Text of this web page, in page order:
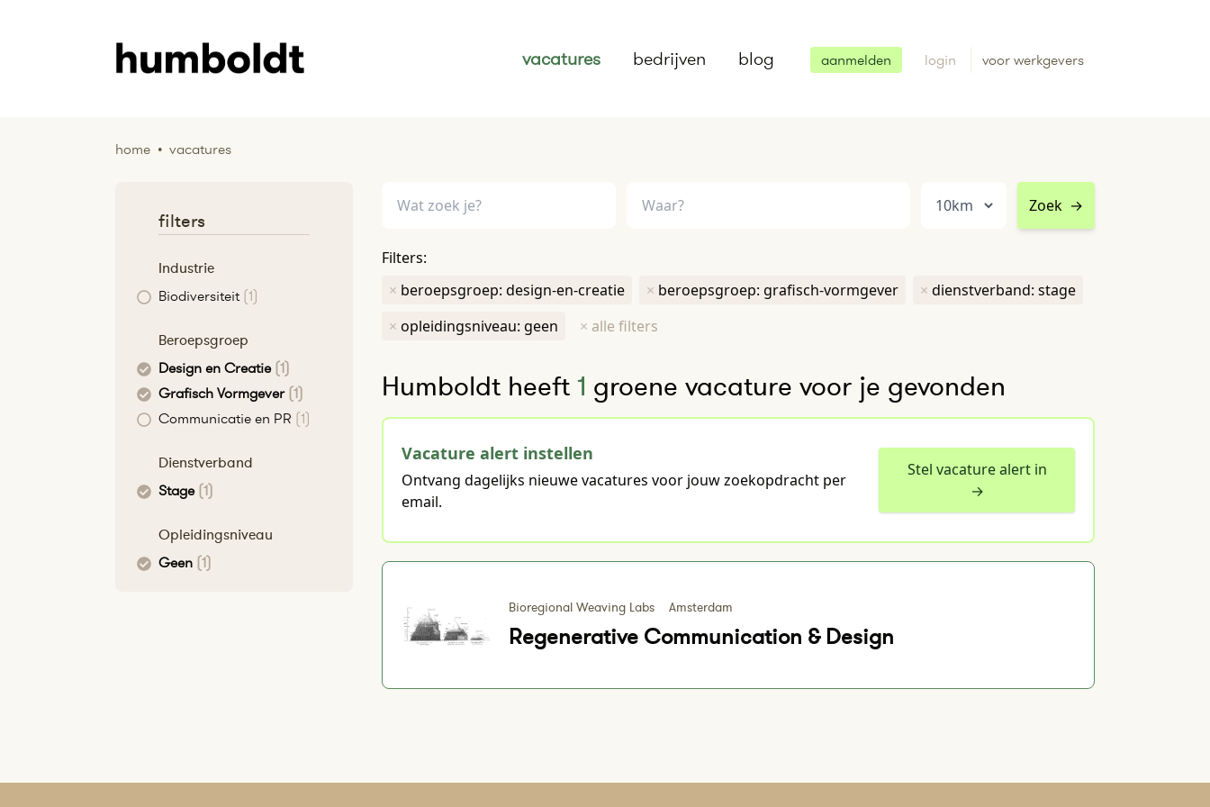
vacatures bedrijven blog aanmelden login voor werkgevers
home • vacatures
Zoek →
Filters:
× beroepsgroep: design-en-creatie × beroepsgroep: grafisch-vormgever × dienstverband: stage
× opleidingsniveau: geen × alle filters
Humboldt heeft 1 groene vacature voor je gevonden
Vacature alert instellen
Ontvang dagelijks nieuwe vacatures voor jouw zoekopdracht per
email.
Stel vacature alert in
→
Bioregional Weaving Labs Amsterdam
Regenerative Communication & Design
filters
Industrie
Biodiversiteit (1)
Beroepsgroep
Design en Creatie (1)
Grafisch Vormgever (1)
Communicatie en PR (1)
Dienstverband
Stage (1)
Opleidingsniveau
Geen (1)